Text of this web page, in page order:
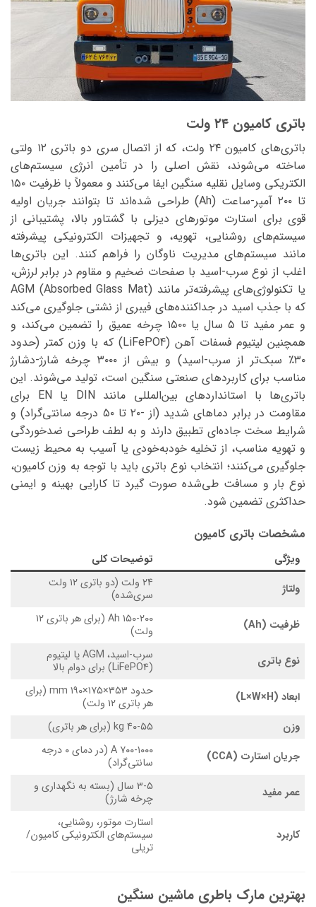
باتری کامیون ۲۴ ولت
باتری‌های کامیون ۲۴ ولت، که از اتصال سری دو باتری ۱۲ ولتی
ساخته می‌شوند، نقش اصلی را در تأمین انرژی سیستم‌های
الکتریکی وسایل نقلیه سنگین ایفا می‌کنند و معمولاً با ظرفیت ۱۵۰
تا ۲۰۰ آمپر-ساعت (Ah) طراحی شده‌اند تا بتوانند جریان اولیه
قوی برای استارت موتورهای دیزلی با گشتاور بالا، پشتیبانی از
سیستم‌های روشنایی، تهویه، و تجهیزات الکترونیکی پیشرفته
مانند سیستم‌های مدیریت ناوگان را فراهم کنند. این باتری‌ها
اغلب از نوع سرب-اسید با صفحات ضخیم و مقاوم در برابر لرزش،
یا تکنولوژی‌های پیشرفته‌تر مانند AGM (Absorbed Glass Mat)
که با جذب اسید در جداکننده‌های فیبری از نشتی جلوگیری می‌کند
و عمر مفید تا ۵ سال یا ۱۵۰۰ چرخه عمیق را تضمین می‌کند، و
همچنین لیتیوم فسفات آهن (LiFePO4) که با وزن کمتر (حدود
۳۰٪ سبک‌تر از سرب-اسید) و بیش از ۳۰۰۰ چرخه شارژ-دشارژ
مناسب برای کاربردهای صنعتی سنگین است، تولید می‌شوند. این
باتری‌ها با استانداردهای بین‌المللی مانند DIN یا EN برای
مقاومت در برابر دماهای شدید (از -۲۰ تا ۵۰ درجه سانتی‌گراد) و
شرایط سخت جاده‌ای تطبیق دارند و به لطف طراحی ضدخوردگی
و تهویه مناسب، از تخلیه خودبه‌خودی یا آسیب به محیط زیست
جلوگیری می‌کنند؛ انتخاب نوع باتری باید با توجه به وزن کامیون،
نوع بار و مسافت طی‌شده صورت گیرد تا کارایی بهینه و ایمنی
حداکثری تضمین شود.
مشخصات باتری کامیون
ویژگی
توضیحات کلی
ولتاژ
۲۴ ولت (دو باتری ۱۲ ولت
سری‌شده)
ظرفیت (Ah)
۱۵۰-۲۰۰ Ah (برای هر باتری ۱۲
ولت)
نوع باتری
سرب-اسید، AGM یا لیتیوم
(LiFePO4) برای دوام بالا
ابعاد (L×W×H)
حدود ۳۵۳×۱۷۵×۱۹۰ mm (برای
هر باتری ۱۲ ولت)
وزن
۴۰-۵۵ kg (برای هر باتری)
جریان استارت (CCA)
۷۰۰-۱۰۰۰ A (در دمای ۰ درجه
سانتی‌گراد)
عمر مفید
۳-۵ سال (بسته به نگهداری و
چرخه شارژ)
کاربرد
استارت موتور، روشنایی،
سیستم‌های الکترونیکی کامیون/
تریلی
بهترین مارک باطری ماشین سنگین